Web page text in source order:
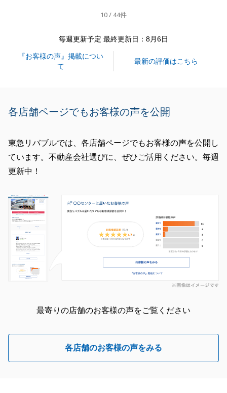
今後とも、末永いお付き合いの程、何卒、宜しくお願
10 / 44件
毎週更新予定 最終更新日：8月6日
『お客様の声』掲載につい
て
最新の評価はこちら
各店舗ページでもお客様の声を公開
東急リバブルでは、各店舗ページでもお客様の声を公開し
ています。不動産会社選びに、ぜひご活用ください。毎週
更新中！
最寄りの店舗のお客様の声をご覧ください
各店舗のお客様の声をみる